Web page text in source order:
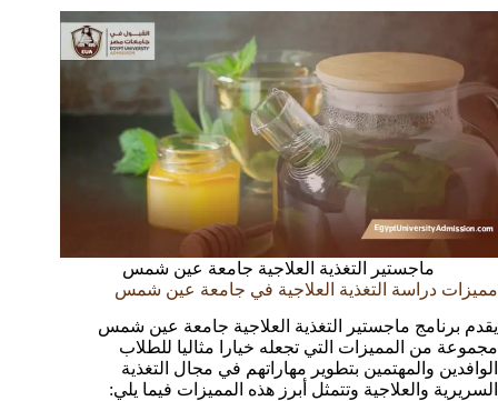
ماجستير التغذية العلاجية جامعة عين شمس
مميزات دراسة التغذية العلاجية في جامعة عين شمس
يقدم برنامج ماجستير التغذية العلاجية جامعة عين شمس
مجموعة من المميزات التي تجعله خيارا مثاليا للطلاب
الوافدين والمهتمين بتطوير مهاراتهم في مجال التغذية
السريرية والعلاجية وتتمثل أبرز هذه المميزات فيما يلي: